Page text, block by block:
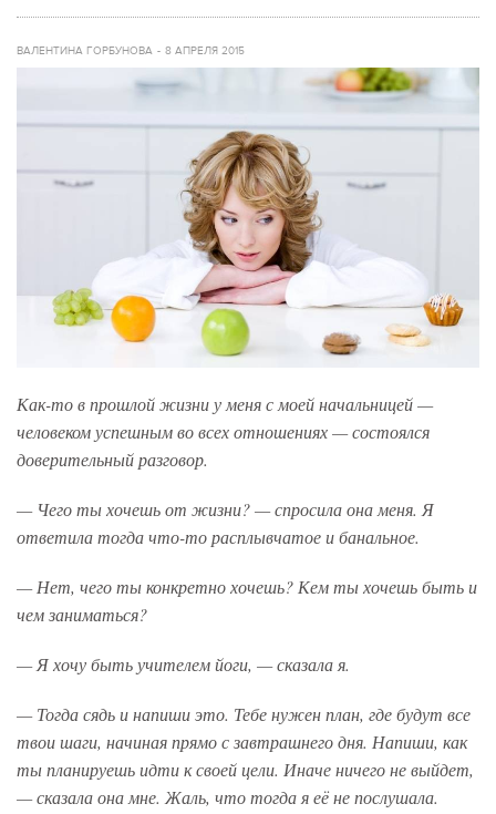
ВАЛЕНТИНА ГОРБУНОВА 8 АПРЕЛЯ 2015
Как-то в прошлой жизни у меня с моей начальницей —
человеком успешным во всех отношениях — состоялся
доверительный разговор.
— Чего ты хочешь от жизни? — спросила она меня. Я
ответила тогда что-то расплывчатое и банальное.
— Нет, чего ты конкретно хочешь? Кем ты хочешь быть и
чем заниматься?
— Я хочу быть учителем йоги, — сказала я.
— Тогда сядь и напиши это. Тебе нужен план, где будут все
твои шаги, начиная прямо с завтрашнего дня. Напиши, как
ты планируешь идти к своей цели. Иначе ничего не выйдет,
— сказала она мне. Жаль, что тогда я её не послушала.